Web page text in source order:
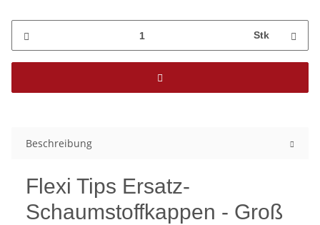
Stk
Beschreibung
Flexi Tips Ersatz-
Schaumstoffkappen - Groß